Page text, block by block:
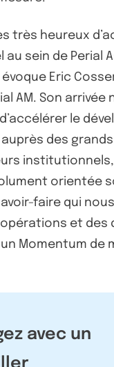
très heureux
au sein de Perial
Eric
AM. Son arrivée
le
des
orientée
faire qui
et des
Momentum de
avec un